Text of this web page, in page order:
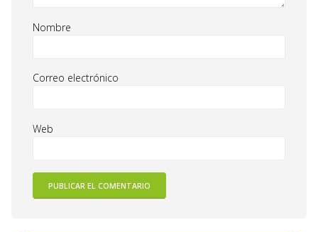
Nombre
Correo electrónico
Web